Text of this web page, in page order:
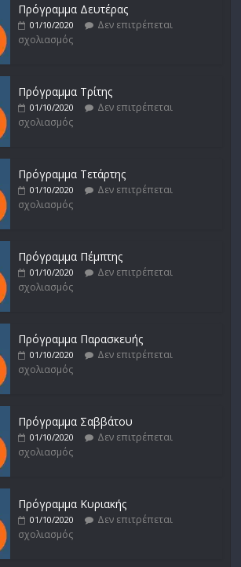
Πρόγραμμα Δευτέρας
01/10/2020
Δεν επιτρέπεται
σχολιασμός
Πρόγραμμα Τρίτης
01/10/2020
Δεν επιτρέπεται
σχολιασμός
Πρόγραμμα Τετάρτης
01/10/2020
Δεν επιτρέπεται
σχολιασμός
Πρόγραμμα Πέμπτης
01/10/2020
Δεν επιτρέπεται
σχολιασμός
Πρόγραμμα Παρασκευής
01/10/2020
Δεν επιτρέπεται
σχολιασμός
Πρόγραμμα Σαββάτου
01/10/2020
Δεν επιτρέπεται
σχολιασμός
Πρόγραμμα Κυριακής
01/10/2020
Δεν επιτρέπεται
σχολιασμός